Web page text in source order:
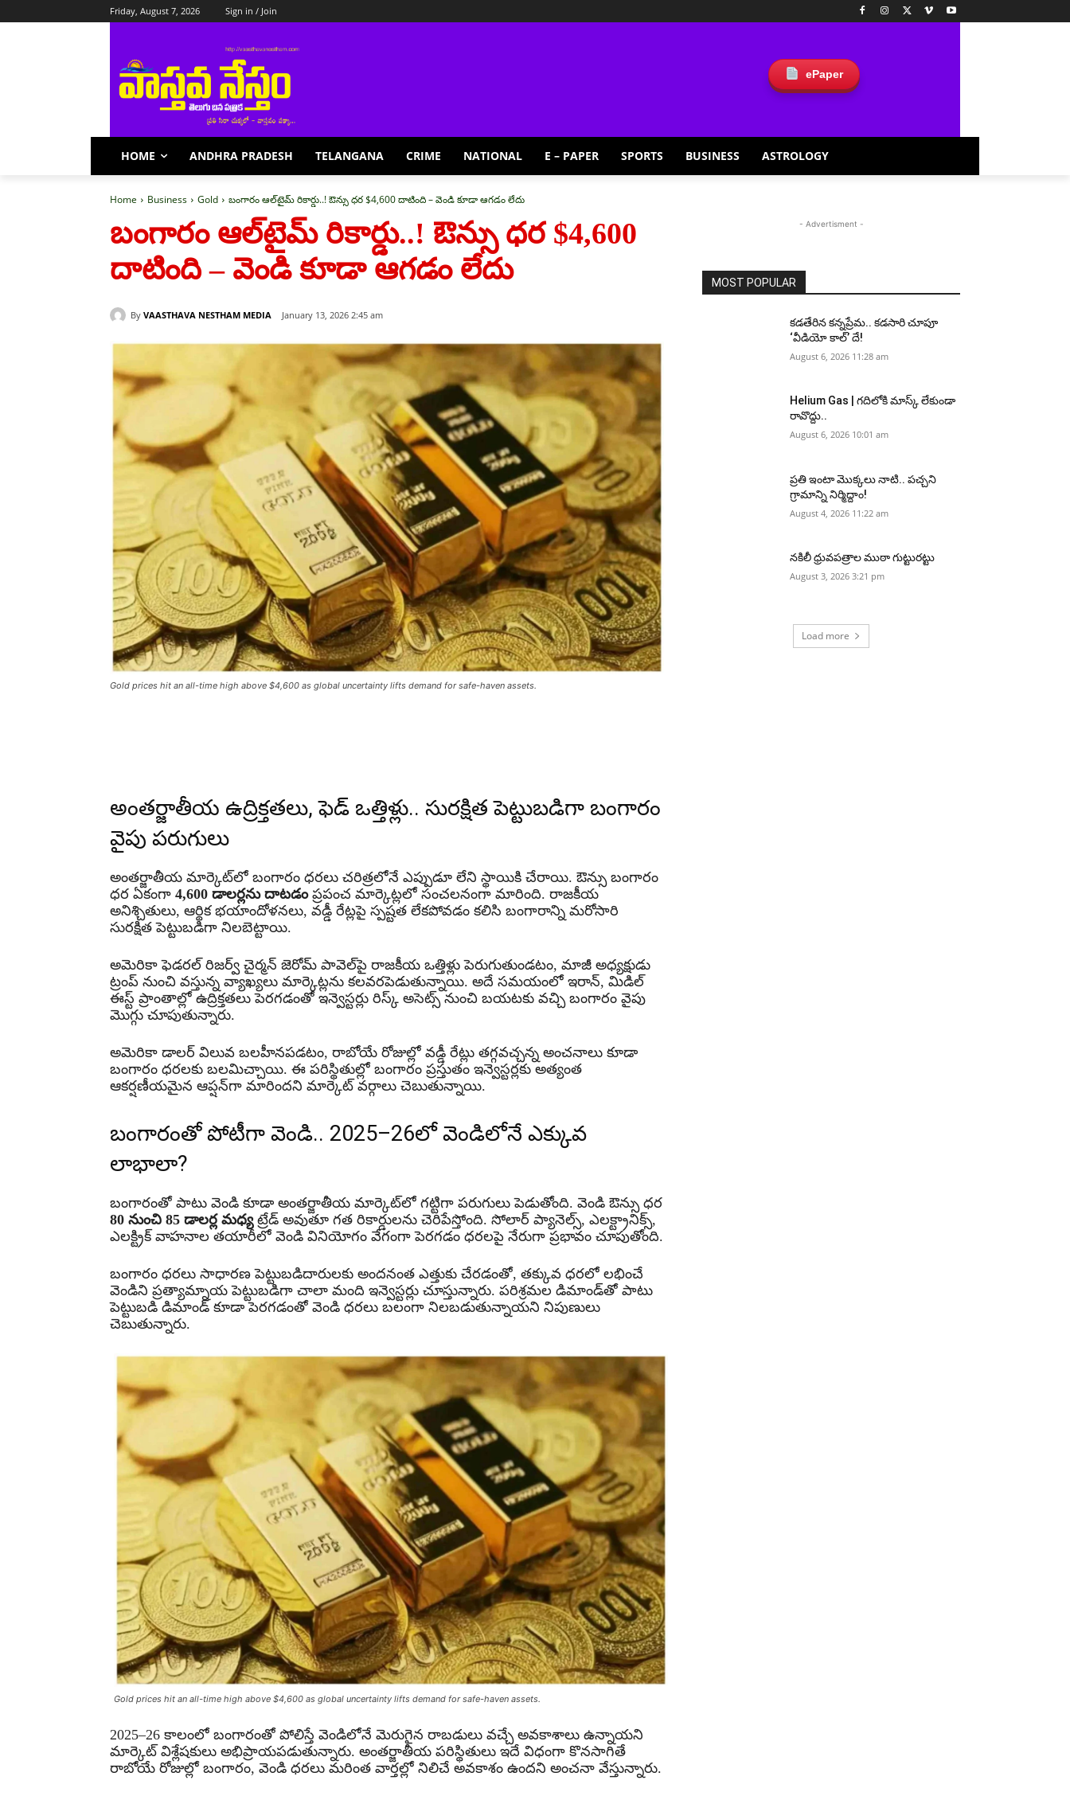
Friday, August 7, 2026 Sign in / Join
ePaper
HOME ANDHRA PRADESH TELANGANA CRIME NATIONAL E – PAPER SPORTS BUSINESS ASTROLOGY
Home Business Gold బంగారం ఆల్‌టైమ్ రికార్డు..! ఔన్సు ధర $4,600 దాటింది – వెండి కూడా ఆగడం లేదు
బంగారం ఆల్‌టైమ్ రికార్డు..! ఔన్సు ధర $4,600
దాటింది – వెండి కూడా ఆగడం లేదు
By VAASTHAVA NESTHAM MEDIA January 13, 2026 2:45 am
Gold prices hit an all-time high above $4,600 as global uncertainty lifts demand for safe-haven assets.
అంతర్జాతీయ ఉద్రిక్తతలు, ఫెడ్ ఒత్తిళ్లు.. సురక్షిత పెట్టుబడిగా బంగారం
వైపు పరుగులు
అంతర్జాతీయ మార్కెట్‌లో బంగారం ధరలు చరిత్రలోనే ఎప్పుడూ లేని స్థాయికి చేరాయి. ఔన్సు బంగారం
ధర ఏకంగా 4,600 డాలర్లను దాటడంప్రపంచ మార్కెట్లలో సంచలనంగా మారింది. రాజకీయ
అనిశ్చితులు, ఆర్థిక భయాందోళనలు, వడ్డీ రేట్లపై స్పష్టత లేకపోవడం కలిసి బంగారాన్ని మరోసారి
సురక్షిత పెట్టుబడిగా నిలబెట్టాయి.
అమెరికా ఫెడరల్ రిజర్వ్ చైర్మన్ జెరోమ్ పావెల్‌పై రాజకీయ ఒత్తిళ్లు పెరుగుతుండటం, మాజీ అధ్యక్షుడు
ట్రంప్ నుంచి వస్తున్న వ్యాఖ్యలు మార్కెట్లను కలవరపెడుతున్నాయి. అదే సమయంలో ఇరాన్, మిడిల్
ఈస్ట్ ప్రాంతాల్లో ఉద్రిక్తతలు పెరగడంతో ఇన్వెస్టర్లు రిస్క్ అసెట్స్ నుంచి బయటకు వచ్చి బంగారం వైపు
మొగ్గు చూపుతున్నారు.
అమెరికా డాలర్ విలువ బలహీనపడటం, రాబోయే రోజుల్లో వడ్డీ రేట్లు తగ్గవచ్చన్న అంచనాలు కూడా
బంగారం ధరలకు బలమిచ్చాయి. ఈ పరిస్థితుల్లో బంగారం ప్రస్తుతం ఇన్వెస్టర్లకు అత్యంత
ఆకర్షణీయమైన ఆప్షన్‌గా మారిందని మార్కెట్ వర్గాలు చెబుతున్నాయి.
బంగారంతో పోటీగా వెండి.. 2025–26లో వెండిలోనే ఎక్కువ
లాభాలా?
బంగారంతో పాటు వెండి కూడా అంతర్జాతీయ మార్కెట్‌లో గట్టిగా పరుగులు పెడుతోంది. వెండి ఔన్సు ధర
80 నుంచి 85 డాలర్ల మధ్యట్రేడ్ అవుతూ గత రికార్డులను చెరిపేస్తోంది. సోలార్ ప్యానెల్స్, ఎలక్ట్రానిక్స్,
ఎలక్ట్రిక్ వాహనాల తయారీలో వెండి వినియోగం వేగంగా పెరగడం ధరలపై నేరుగా ప్రభావం చూపుతోంది.
బంగారం ధరలు సాధారణ పెట్టుబడిదారులకు అందనంత ఎత్తుకు చేరడంతో, తక్కువ ధరలో లభించే
వెండిని ప్రత్యామ్నాయ పెట్టుబడిగా చాలా మంది ఇన్వెస్టర్లు చూస్తున్నారు. పరిశ్రమల డిమాండ్‌తో పాటు
పెట్టుబడి డిమాండ్ కూడా పెరగడంతో వెండి ధరలు బలంగా నిలబడుతున్నాయని నిపుణులు
చెబుతున్నారు.
Gold prices hit an all-time high above $4,600 as global uncertainty lifts demand for safe-haven assets.
2025–26 కాలంలో బంగారంతో పోలిస్తే వెండిలోనే మెరుగైన రాబడులు వచ్చే అవకాశాలు ఉన్నాయని
మార్కెట్ విశ్లేషకులు అభిప్రాయపడుతున్నారు. అంతర్జాతీయ పరిస్థితులు ఇదే విధంగా కొనసాగితే
రాబోయే రోజుల్లో బంగారం, వెండి ధరలు మరింత వార్తల్లో నిలిచే అవకాశం ఉందని అంచనా వేస్తున్నారు.
- Advertisment -
MOST POPULAR
కడతేరిన కన్నప్రేమ.. కడసారి చూపూ
‘వీడియో కాల్’ దే!
August 6, 2026 11:28 am
Helium Gas | గదిలోకి మాస్క్ లేకుండా
రావొద్దు..
August 6, 2026 10:01 am
ప్రతి ఇంటా మొక్కలు నాటి.. పచ్చని
గ్రామాన్ని నిర్మిద్దాం!
August 4, 2026 11:22 am
నకిలీ ధ్రువపత్రాల ముఠా గుట్టురట్టు
August 3, 2026 3:21 pm
Load more